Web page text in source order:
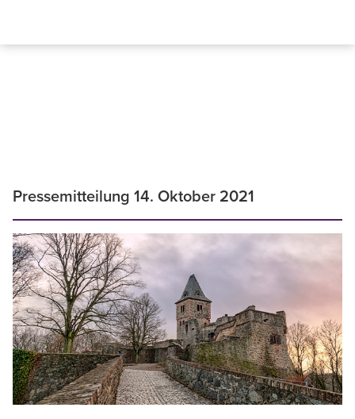
Pressemitteilung 14. Oktober 2021